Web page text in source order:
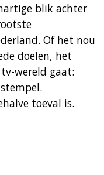
blik achter
Of het nou
doelen, het
wereld gaat:
toeval is.